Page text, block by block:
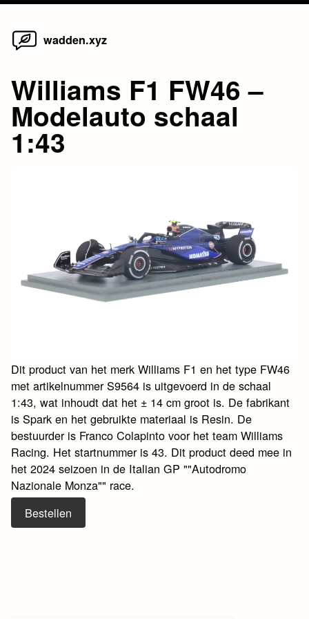
Skip
wadden.xyz
Williams F1 FW46 –
Modelauto schaal
1:43
Dit product van het merk Williams F1 en het type FW46
met artikelnummer S9564 is uitgevoerd in de schaal
1:43, wat inhoudt dat het ± 14 cm groot is. De fabrikant
is Spark en het gebruikte materiaal is Resin. De
bestuurder is Franco Colapinto voor het team Williams
Racing. Het startnummer is 43. Dit product deed mee in
het 2024 seizoen in de Italian GP ""Autodromo
Nazionale Monza"" race.
Bestellen